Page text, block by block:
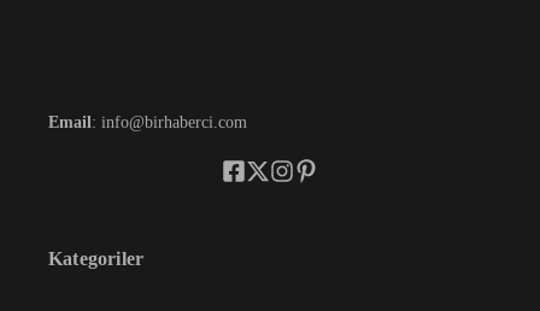
Email: info@birhaberci.com
Kategoriler